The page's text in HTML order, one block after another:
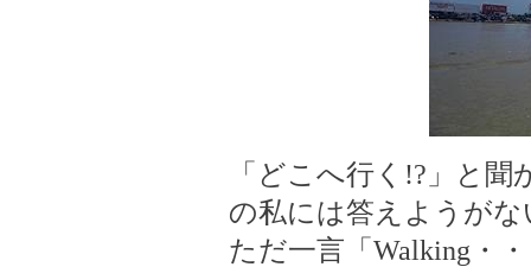
「どこへ行く!?」と
の私には答えようがな
ただ一言「Walking・